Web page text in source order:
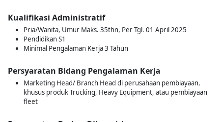
Kualifikasi Administratif
Pria/Wanita, Umur Maks. 35thn, Per Tgl. 01 April 2025
Pendidikan S1
Minimal Pengalaman Kerja 3 Tahun
Persyaratan Bidang Pengalaman Kerja
Marketing Head/ Branch Head di perusahaan pembiayaan,
khusus produk Trucking, Heavy Equipment, atau pembiayaan
fleet